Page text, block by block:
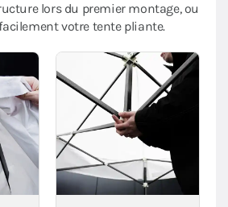
lors du premier montage, ou
votre tente pliante.